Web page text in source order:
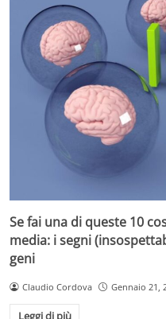
Se fai una di queste 10
media: i segni
geni
Claudio Cordova Gennaio 21,
Leggi di più